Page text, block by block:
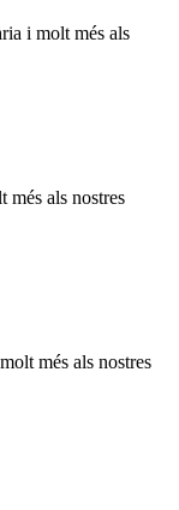
i molt més als
als nostres
més als nostres